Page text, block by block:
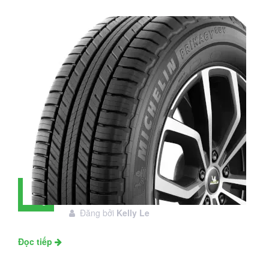
28
Tháng
Đánh giá lốp Michelin Primacy SUV:
Đáng đầu tư không?
Đăng bởi Kelly Le
Đọc tiếp